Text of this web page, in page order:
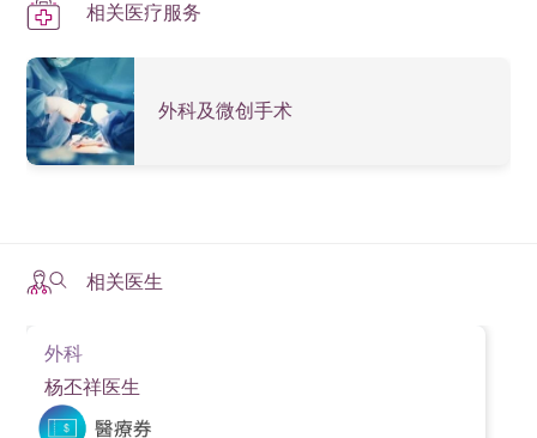
相关医疗服务
外科及微创手术
相关医生
外科
杨丕祥医生